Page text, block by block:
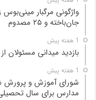
جان‌باخته و ۲۵ مصدوم
1 هفته پیش
بازدید میدانی مسئولان
1 هفته پیش
شورای آموزش و پرورش
مدارس برای سال